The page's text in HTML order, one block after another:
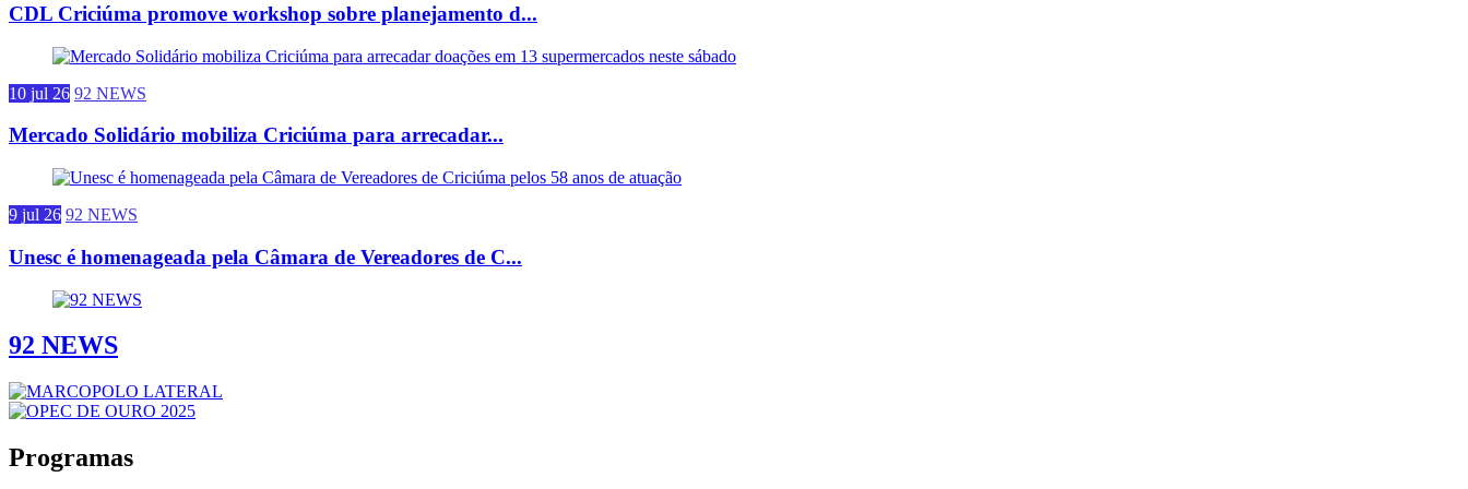
CDL Criciúma promove workshop sobre planejamento d...
10 jul 26 92 NEWS
Mercado Solidário mobiliza Criciúma para arrecadar...
9 jul 26 92 NEWS
Unesc é homenageada pela Câmara de Vereadores de C...
92 NEWS
Programas